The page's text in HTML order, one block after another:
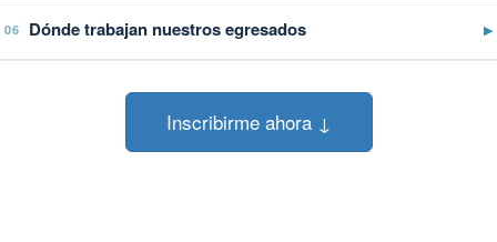
06 Dónde trabajan nuestros egresados ▶
Inscribirme ahora ↓